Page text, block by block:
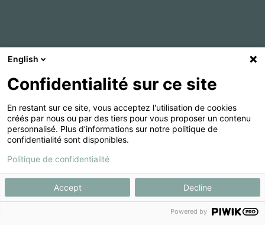
English
Confidentialité sur ce site
En restant sur ce site, vous acceptez l'utilisation de cookies
créés par nous ou par des tiers pour vous proposer un contenu
personnalisé. Plus d’informations sur notre politique de
confidentialité sont disponibles.
Politique de confidentialité
Accept Decline
Powered by